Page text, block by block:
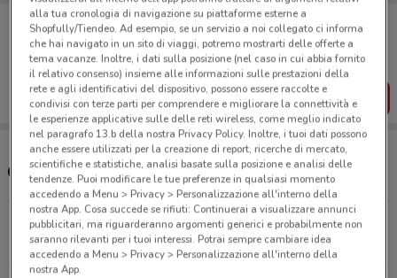
Porta DoveConviene sempre con te!
Puoi trovare le migliori offerte dei negozi vicino a te,
salvarle e creare la tua lista del risparmio, comodamente
dal tuo cellulare.
SCARICA L’APP
Orari e negozi Media World
Via della Lega Lombarda, 40 Roma
6.3 km
APERTO
alla tua cronologia di navigazione su piattaforme esterne a
Shopfully/Tiendeo. Ad esempio, se un servizio a noi collegato ci informa
che hai navigato in un sito di viaggi, potremo mostrarti delle offerte a
tema vacanze. Inoltre, i dati sulla posizione (nel caso in cui abbia fornito
il relativo consenso) insieme alle informazioni sulle prestazioni della
rete e agli identificativi del dispositivo, possono essere raccolte e
condivisi con terze parti per comprendere e migliorare la connettività e
le esperienze applicative sulle delle reti wireless, come meglio indicato
nel paragrafo 13.b della nostra Privacy Policy. Inoltre, i tuoi dati possono
anche essere utilizzati per la creazione di report, ricerche di mercato,
scientifiche e statistiche, analisi basate sulla posizione e analisi delle
tendenze. Puoi modificare le tue preferenze in qualsiasi momento
accedendo a Menu > Privacy > Personalizzazione all'interno della
nostra App. Cosa succede se rifiuti: Continuerai a visualizzare annunci
pubblicitari, ma riguarderanno argomenti generici e probabilmente non
saranno rilevanti per i tuoi interessi. Potrai sempre cambiare idea
accedendo a Menu > Privacy > Personalizzazione all'interno della
nostra App.